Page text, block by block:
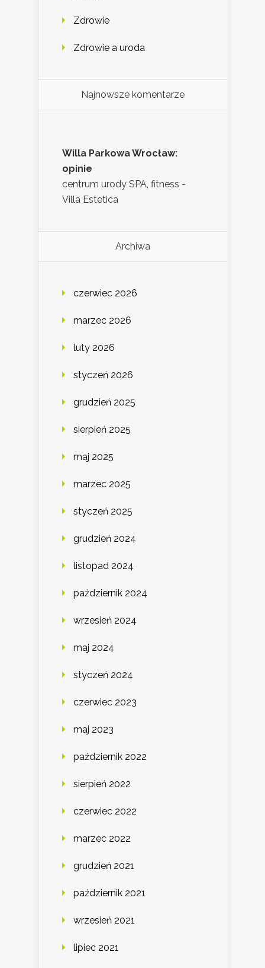
Zdrowie
Zdrowie a uroda
Najnowsze komentarze
Willa Parkowa Wrocław:
opinie
centrum urody SPA, fitness -
Villa Estetica
Archiwa
czerwiec 2026
marzec 2026
luty 2026
styczeń 2026
grudzień 2025
sierpień 2025
maj 2025
marzec 2025
styczeń 2025
grudzień 2024
listopad 2024
październik 2024
wrzesień 2024
maj 2024
styczeń 2024
czerwiec 2023
maj 2023
październik 2022
sierpień 2022
czerwiec 2022
marzec 2022
grudzień 2021
październik 2021
wrzesień 2021
lipiec 2021